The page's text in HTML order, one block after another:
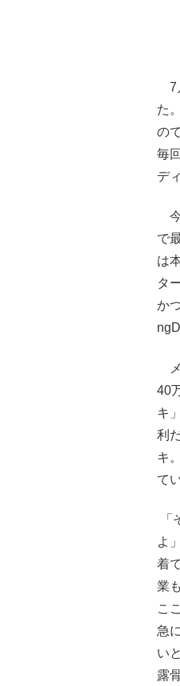
7
た
の
毎
デ
今
で
は
タ
か
メ
40
キ
利
キ
て
「
よ
着
業
こ
急
い
露